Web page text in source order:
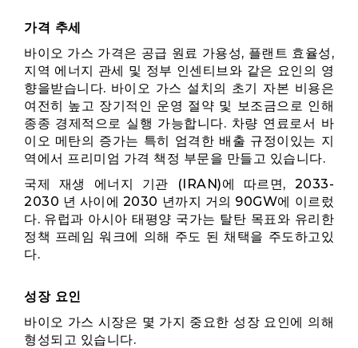
가격 추세
바이오 가스 가격은 공급 원료 가용성, 플랜트 효율성,
지역 에너지 관세 및 정부 인센티브와 같은 요인의 영
향을받습니다. 바이오 가스 설치의 초기 자본 비용은
여전히 ​​높고 장기적인 운영 절약 및 보조금으로 인해
종종 경제적으로 실행 가능합니다. 차량 연료로서 바
이오 메탄의 증가는 특히 엄격한 배출 규정이있는 지
역에서 프리미엄 가격 책정 부문을 만들고 있습니다.
국제 재생 에너지 기관 (IRAN)에 따르면, 2033-
2030 년 사이에 2030 년까지 거의 90GW에 이르렀
다. 유럽과 아시아 태평양 국가는 탈탄 목표와 유리한
정책 프레임 워크에 의해 주도 된 채택을 주도하고있
다.
성장 요인
바이오 가스 시장은 몇 가지 중요한 성장 요인에 의해
형성되고 있습니다.